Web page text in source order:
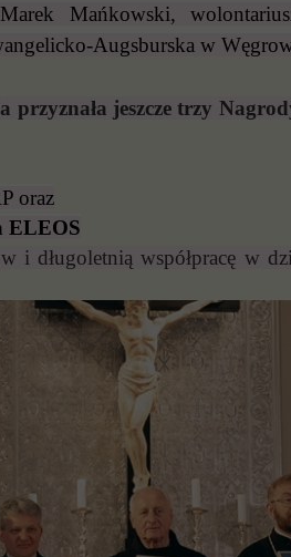
Mańkowski,
Augsburska w
jeszcze trzy
oraz
ELEOS
długoletnią współpracę w